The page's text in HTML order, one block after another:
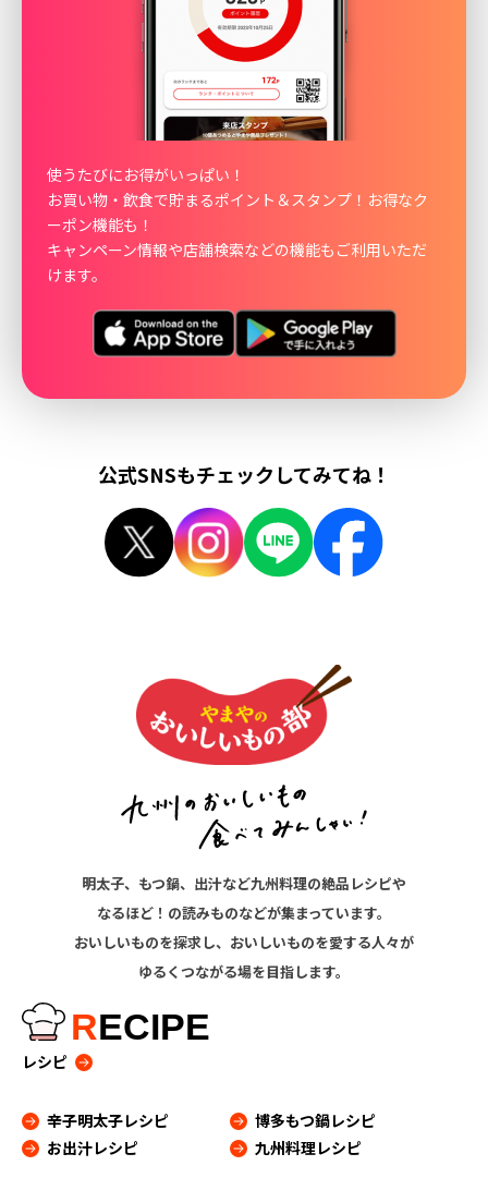
使うたびにお得がいっぱい！
お買い物・飲食で貯まるポイント＆スタンプ！お得なク
ーポン機能も！
キャンペーン情報や店舗検索などの機能もご利用いただ
けます。
公式SNSもチェックしてみてね！
明太子、もつ鍋、出汁など九州料理の絶品レシピや
なるほど！の読みものなどが集まっています。
おいしいものを探求し、おいしいものを愛する人々が
ゆるくつながる場を目指します。
RECIPE
レシピ
辛子明太子レシピ
博多もつ鍋レシピ
お出汁レシピ
九州料理レシピ